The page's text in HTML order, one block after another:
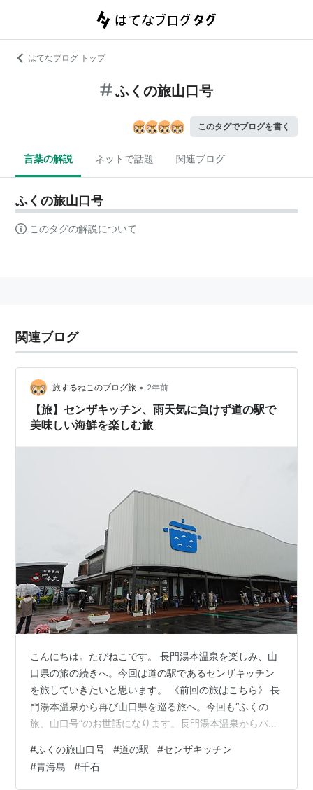
はてなブログ トップ
ふくの旅山口号
このタグでブログを書く
言葉の解説 ネットで話題 関連ブログ
ふくの旅山口号
このタグの解説について
関連ブログ
旅するねこのブログ旅 • 2年前
【旅】センザキッチン、雨天気に負けず道の駅で
美味しい海鮮を楽しむ旅
こんにちは。たびねこです。 長門湯本温泉を楽しみ、山
口県の旅の続きへ。今回は道の駅であるセンザキッチン
を旅していきたいと思います。 《前回の旅はこちら》 長
門湯本温泉から再び山口県を巡る旅へ。今回も“ふくの
旅、山口号”のお世話になります。長門湯本温泉からバス
の続きを楽に巡っていけるため便利に感じます。バスに
乗り込み、最初の目的地であるセンザキッチンさんに到
#ふくの旅山口号 #道の駅 #センザキッチン
#青海島 #千石